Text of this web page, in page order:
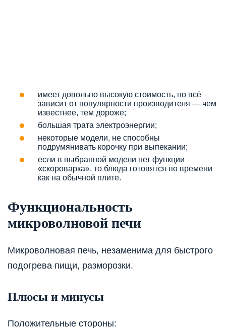
имеет довольно высокую стоимость, но всё
зависит от популярности производителя — чем
известнее, тем дороже;
большая трата электроэнергии;
некоторые модели, не способны
подрумянивать корочку при выпекании;
если в выбранной модели нет функции
«скороварка», то блюда готовятся по времени
как на обычной плите.
Функциональность
микроволновой печи
Микроволновая печь, незаменима для быстрого
подогрева пищи, разморозки.
Плюсы и минусы
Положительные стороны: